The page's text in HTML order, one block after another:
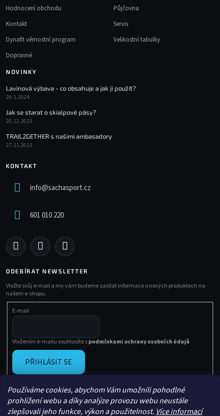
Používáme cookies, abychom Vám umožnili pohodlné
prohlížení webu a díky analýze provozu webu neustále
zlepšovali jeho funkce, výkon a použitelnost. Více informací
Hodnocení obchodu
Kontakt
Dynafit věrnostní program
Dopravné
Půjčovna
Servis
Velikostní tabulky
NOVINKY
Lavinová výbava - co obsahuje a jak ji použít?
29.1.2024
Jak se starat o skialpové pásy?
20.12.2023
TRAIL2GETHER s našimi ambasadory
27.11.2023
KONTAKT
info@sachasport.cz
601 010 220
ODEBÍRAT NEWSLETTER
Vložte svůj e-mail a my vám budeme zasílat informace o nových produktech na
našem e-shopu.
E-mail
Vložením e-mailu souhlasíte spodmínkami ochrany osobních údajů
PŘIHLÁSIT SE